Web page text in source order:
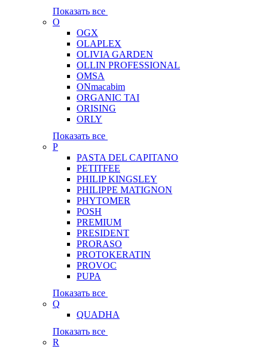
Показать все
O
OGX
OLAPLEX
OLIVIA GARDEN
OLLIN PROFESSIONAL
OMSA
ONmacabim
ORGANIC TAI
ORISING
ORLY
Показать все
P
PASTA DEL CAPITANO
PETITFEE
PHILIP KINGSLEY
PHILIPPE MATIGNON
PHYTOMER
POSH
PREMIUM
PRESIDENT
PRORASO
PROTOKERATIN
PROVOC
PUPA
Показать все
Q
QUADHA
Показать все
R